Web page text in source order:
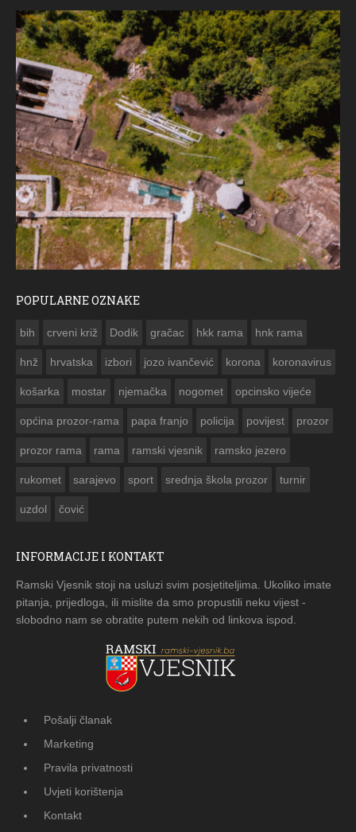
POPULARNE OZNAKE
bih crveni križ Dodik gračac hkk rama hnk rama
hnž hrvatska izbori jozo ivančević korona koronavirus
košarka mostar njemačka nogomet opcinsko vijeće
općina prozor-rama papa franjo policija povijest prozor
prozor rama rama ramski vjesnik ramsko jezero
rukomet sarajevo sport srednja škola prozor turnir
uzdol čović
INFORMACIJE I KONTAKT
Ramski Vjesnik stoji na usluzi svim posjetiteljima. Ukoliko imate
pitanja, prijedloga, ili mislite da smo propustili neku vijest -
slobodno nam se obratite putem nekih od linkova ispod.
Pošalji članak
Marketing
Pravila privatnosti
Uvjeti korištenja
Kontakt